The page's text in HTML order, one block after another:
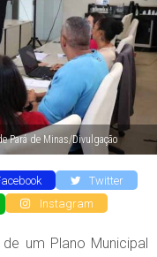
Pará de Minas/Divulgação
Twitter
Instagram
um Plano Municipal